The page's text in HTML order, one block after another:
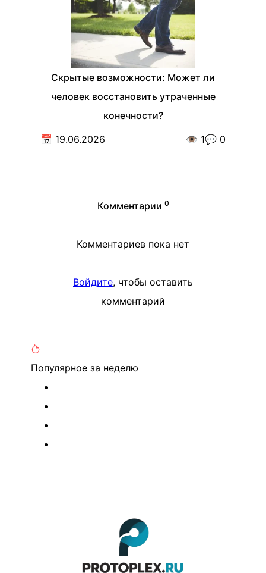
Скрытые возможности: Может ли
человек восстановить утраченные
конечности?
📅 19.06.2026 👁️ 1💬 0
Комментарии 0
Комментариев пока нет
Войдите, чтобы оставить
комментарий
Популярное за неделю